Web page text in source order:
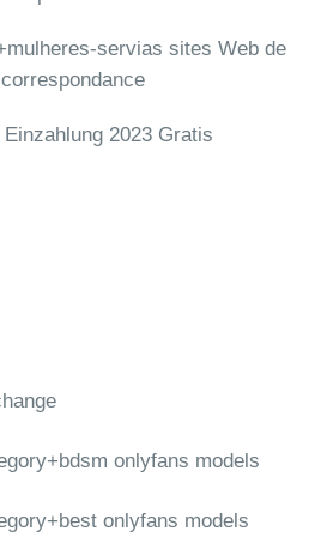
servias sites Web de
2023 Gratis
onlyfans models
onlyfans models